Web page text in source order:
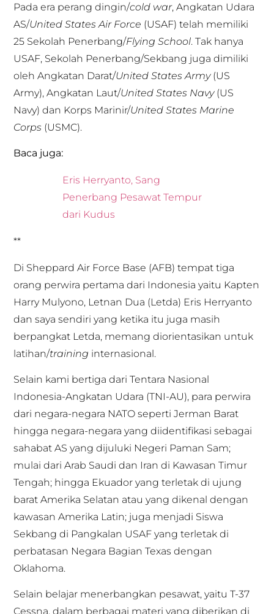
Pada era perang dingin/cold war, Angkatan Udara
AS/United States Air Force (USAF) telah memiliki
25 Sekolah Penerbang/Flying School. Tak hanya
USAF, Sekolah Penerbang/Sekbang juga dimiliki
oleh Angkatan Darat/United States Army (US
Army), Angkatan Laut/United States Navy(US
Navy) dan Korps Marinir/United States Marine
Corps (USMC).
Baca juga:
Eris Herryanto, Sang
Penerbang Pesawat Tempur
dari Kudus
**
Di Sheppard Air Force Base (AFB) tempat tiga
orang perwira pertama dari Indonesia yaitu Kapten
Harry Mulyono, Letnan Dua (Letda) Eris Herryanto
dan saya sendiri yang ketika itu juga masih
berpangkat Letda, memang diorientasikan untuk
latihan/training internasional.
Selain kami bertiga dari Tentara Nasional
Indonesia-Angkatan Udara (TNI-AU), para perwira
dari negara-negara NATO seperti Jerman Barat
hingga negara-negara yang diidentifikasi sebagai
sahabat AS yang dijuluki Negeri Paman Sam;
mulai dari Arab Saudi dan Iran di Kawasan Timur
Tengah; hingga Ekuador yang terletak di ujung
barat Amerika Selatan atau yang dikenal dengan
kawasan Amerika Latin; juga menjadi Siswa
Sekbang di Pangkalan USAF yang terletak di
perbatasan Negara Bagian Texas dengan
Oklahoma.
Selain belajar menerbangkan pesawat, yaitu T-37
Cessna, dalam berbagai materi yang diberikan di